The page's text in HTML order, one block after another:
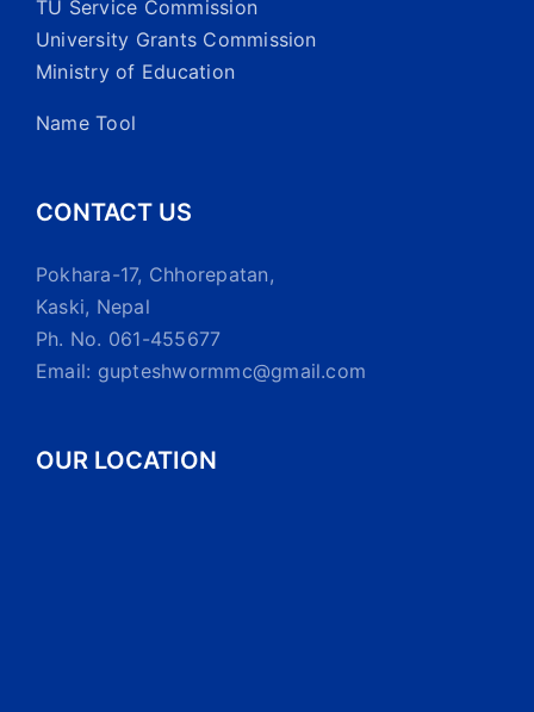
TU Service Commission
University Grants Commission
Ministry of Education
Name Tool
CONTACT US
Pokhara-17, Chhorepatan,
Kaski, Nepal
Ph. No. 061-455677
Email: gupteshwormmc@gmail.com
OUR LOCATION